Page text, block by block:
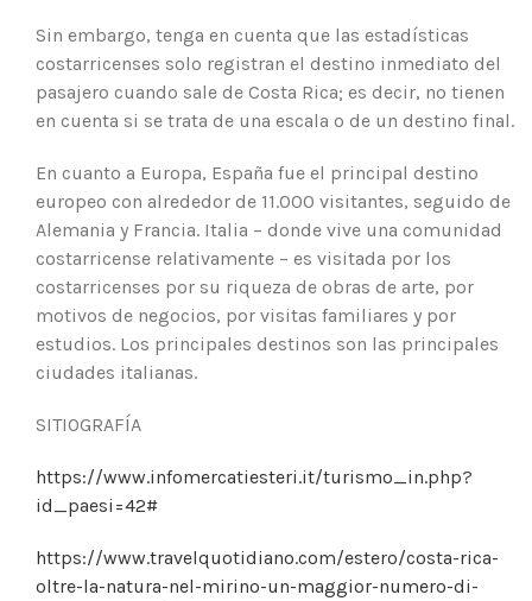
Sin embargo, tenga en cuenta que las estadísticas
costarricenses solo registran el destino inmediato del
pasajero cuando sale de Costa Rica; es decir, no tienen
en cuenta si se trata de una escala o de un destino final.
En cuanto a Europa, España fue el principal destino
europeo con alrededor de 11.000 visitantes, seguido de
Alemania y Francia. Italia – donde vive una comunidad
costarricense relativamente – es visitada por los
costarricenses por su riqueza de obras de arte, por
motivos de negocios, por visitas familiares y por
estudios. Los principales destinos son las principales
ciudades italianas.
SITIOGRAFÍA
https://www.infomercatiesteri.it/turismo_in.php?
id_paesi=42#
https://www.travelquotidiano.com/estero/costa-rica-
oltre-la-natura-nel-mirino-un-maggior-numero-di-